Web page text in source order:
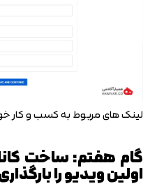
لینک های مربوط به کسب و کار
گام هفتم: ساخت
اولین ویدیو را